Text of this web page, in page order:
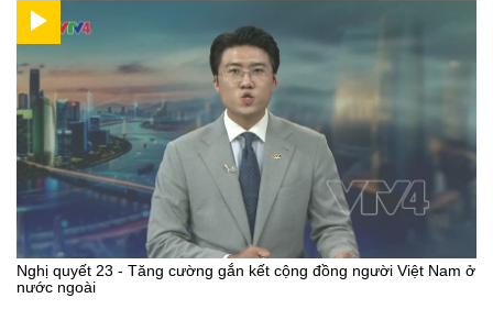
Nghị quyết 23 - Tăng cường gắn kết cộng đồng người Việt Nam ở
nước ngoài